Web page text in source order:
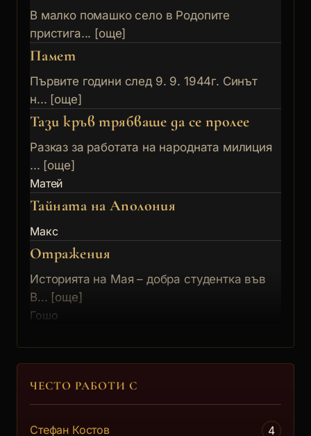
В малко помашко село в Родопите
пристига... [още]
Памет
Първите години след 9. 9. 1944г. Синът
н... [още]
Тази кръв трябваше да се пролее
Разказ за работата на народната милиция
... [още]
Матей
Тайната на Аполония
Макс
Отражения
Историята на Мая – добра студентка във
В... [още]
Гошо
Разказ за българските дървосекачи в
Коми... [още]
Непълнолетие
Историята на Краси и неговия път към
ЧЕСТО РАБОТИ С
Стефан Костов 4